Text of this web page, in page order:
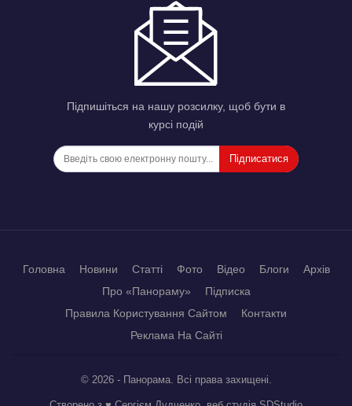
Підпишіться на нашу розсилку, щоб бути в
курсі подій
Підписатися
Головна Новини Статті Фото Відео Блоги
Архів
Про «Панораму»
Підписка
Правила Користування Сайтом
Контакти
Реклама На Сайті
© 2026 - Панорама. Всі права захищені.